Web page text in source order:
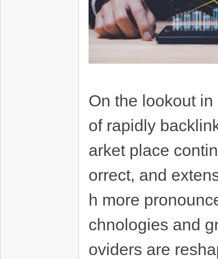
On the lookout
of rapidly
arket place
orrect, and
h more
chnologies and
oviders are